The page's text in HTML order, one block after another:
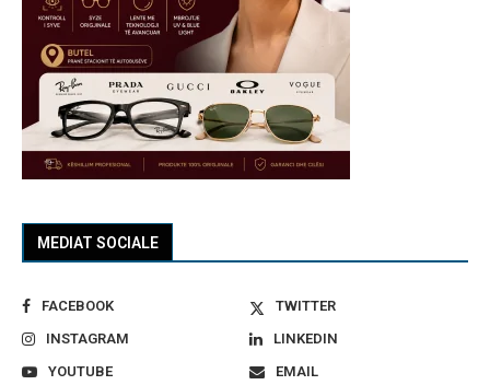
MEDIAT SOCIALE
FACEBOOK
TWITTER
INSTAGRAM
LINKEDIN
YOUTUBE
EMAIL